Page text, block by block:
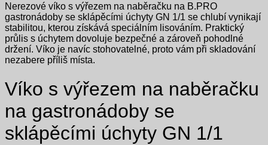
Nerezové víko s výřezem na naběračku na B.PRO
gastronádoby se sklápěcími úchyty GN 1/1 se chlubí vynikají
stabilitou, kterou získává speciálním lisováním. Praktický
průlis s úchytem dovoluje bezpečné a zároveň pohodlné
držení. Víko je navíc stohovatelné, proto vám při skladování
nezabere příliš místa.
Víko s výřezem na naběračku
na gastronádoby se
sklápěcími úchyty GN 1/1